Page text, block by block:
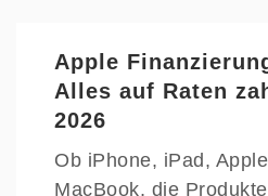
Apple
Alles auf Raten
2026
Ob iPhone, iPad,
MacBook, die